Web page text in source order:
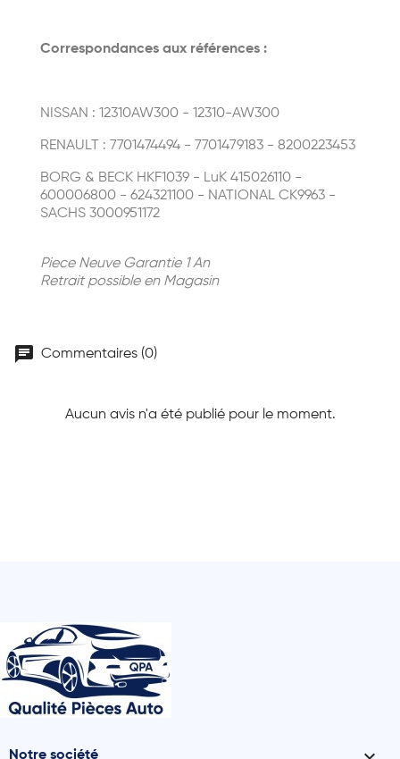
Correspondances aux références :
NISSAN : 12310AW300 - 12310-AW300
RENAULT : 7701474494 - 7701479183 - 8200223453
BORG & BECK HKF1039 - LuK 415026110 -
600006800 - 624321100 - NATIONAL CK9963 -
SACHS 3000951172
Piece Neuve Garantie 1 An
Retrait possible en Magasin
chat Commentaires (0)
Aucun avis n'a été publié pour le moment.
Notre société